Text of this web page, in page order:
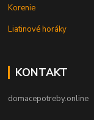
Korenie
Liatinové horáky
KONTAKT
domacepotreby.online